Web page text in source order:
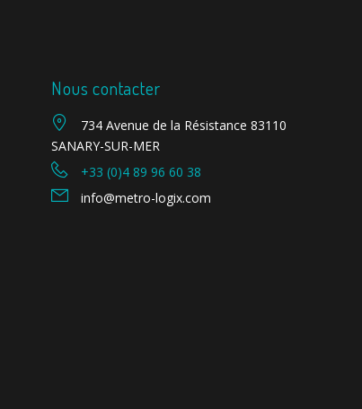
Nous contacter
734 Avenue de la Résistance 83110
SANARY-SUR-MER
+33 (0)4 89 96 60 38
info@metro-logix.com